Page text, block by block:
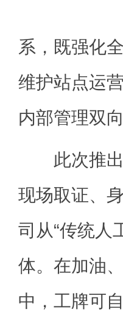
系，既强化
维护站点运
内部管理双
此次推出
现场取证、
司从“传统人
体。在加油
中，工牌可